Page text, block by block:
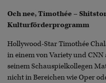
Och nee, Timothée –
Kulturförderprogramm
Hollywood-Star Timothée
in einem von Variety und
seinem Schauspielkollegen
nicht in Bereichen wie Oper